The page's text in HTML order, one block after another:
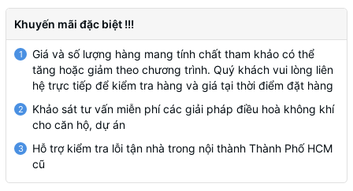
Khuyến mãi đặc biệt !!!
1
Giá và số lượng hàng mang tính chất tham khảo có thể
tăng hoặc giảm theo chương trình. Quý khách vui lòng liên
hệ trực tiếp để kiểm tra hàng và giá tại thời điểm đặt hàng
2
Khảo sát tư vấn miễn phí các giải pháp điều hoà không khí
cho căn hộ, dự án
3
Hỗ trợ kiểm tra lỗi tận nhà trong nội thành Thành Phố HCM
cũ